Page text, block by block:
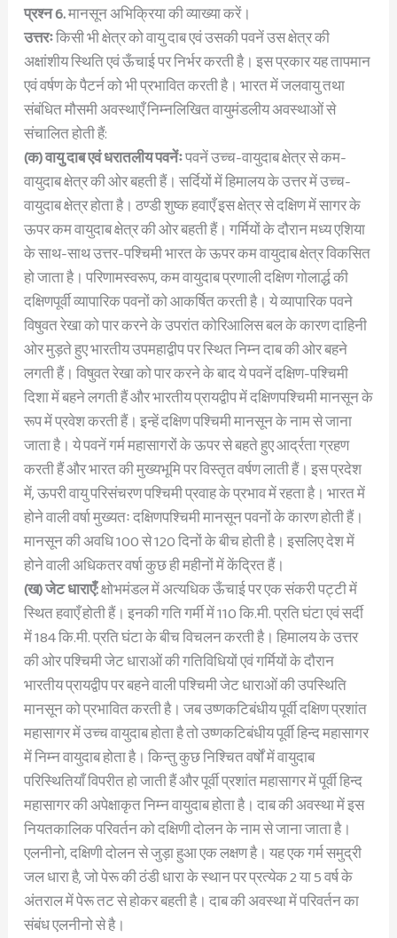
प्रश्न 6.मानसून अभिक्रिया की व्याख्या करें।
उत्तरःकिसी भी क्षेत्र को वायु दाब एवं उसकी पवनें उस क्षेत्र की
अक्षांशीय स्थिति एवं ऊँचाई पर निर्भर करती है। इस प्रकार यह तापमान
एवं वर्षण के पैटर्न को भी प्रभावित करती है। भारत में जलवायु तथा
संबंधित मौसमी अवस्थाएँ निम्नलिखित वायुमंडलीय अवस्थाओं से
संचालित होती हैं:
(क) वायु दाब एवं धरातलीय पवनेंःपवनें उच्च-वायुदाब क्षेत्र से कम-
वायुदाब क्षेत्र की ओर बहती हैं। सर्दियों में हिमालय के उत्तर में उच्च-
वायुदाब क्षेत्र होता है। ठण्डी शुष्क हवाएँ इस क्षेत्र से दक्षिण में सागर के
ऊपर कम वायुदाब क्षेत्र की ओर बहती हैं। गर्मियों के दौरान मध्य एशिया
के साथ-साथ उत्तर-पश्चिमी भारत के ऊपर कम वायुदाब क्षेत्र विकसित
हो जाता है। परिणामस्वरूप, कम वायुदाब प्रणाली दक्षिण गोलार्द्ध की
दक्षिणपूर्वी व्यापारिक पवनों को आकर्षित करती है। ये व्यापारिक पवने
विषुवत रेखा को पार करने के उपरांत कोरिआलिस बल के कारण दाहिनी
ओर मुड़ते हुए भारतीय उपमहाद्वीप पर स्थित निम्न दाब की ओर बहने
लगती हैं। विषुवत रेखा को पार करने के बाद ये पवनें दक्षिण-पश्चिमी
दिशा में बहने लगती हैं और भारतीय प्रायद्वीप में दक्षिणपश्चिमी मानसून के
रूप में प्रवेश करती हैं। इन्हें दक्षिण पश्चिमी मानसून के नाम से जाना
जाता है। ये पवनें गर्म महासागरों के ऊपर से बहते हुए आर्द्रता ग्रहण
करती हैं और भारत की मुख्यभूमि पर विस्तृत वर्षण लाती हैं। इस प्रदेश
में, ऊपरी वायु परिसंचरण पश्चिमी प्रवाह के प्रभाव में रहता है। भारत में
होने वाली वर्षा मुख्यतः दक्षिणपश्चिमी मानसून पवनों के कारण होती हैं।
मानसून की अवधि 100 से 120 दिनों के बीच होती है। इसलिए देश में
होने वाली अधिकतर वर्षा कुछ ही महीनों में केंद्रित हैं।
(ख) जेट धाराएँ:क्षोभमंडल में अत्यधिक ऊँचाई पर एक संकरी पट्टी में
स्थित हवाएँ होती हैं। इनकी गति गर्मी में 110 कि.मी. प्रति घंटा एवं सर्दी
में 184 कि.मी. प्रति घंटा के बीच विचलन करती है। हिमालय के उत्तर
की ओर पश्चिमी जेट धाराओं की गतिविधियों एवं गर्मियों के दौरान
भारतीय प्रायद्वीप पर बहने वाली पश्चिमी जेट धाराओं की उपस्थिति
मानसून को प्रभावित करती है। जब उष्णकटिबंधीय पूर्वी दक्षिण प्रशांत
महासागर में उच्च वायुदाब होता है तो उष्णकटिबंधीय पूर्वी हिन्द महासागर
में निम्न वायुदाब होता है। किन्तु कुछ निश्चित वर्षों में वायुदाब
परिस्थितियाँ विपरीत हो जाती हैं और पूर्वी प्रशांत महासागर में पूर्वी हिन्द
महासागर की अपेक्षाकृत निम्न वायुदाब होता है। दाब की अवस्था में इस
नियतकालिक परिवर्तन को दक्षिणी दोलन के नाम से जाना जाता है।
एलनीनो, दक्षिणी दोलन से जुड़ा हुआ एक लक्षण है। यह एक गर्म समुद्री
जल धारा है, जो पेरू की ठंडी धारा के स्थान पर प्रत्येक 2 या 5 वर्ष के
अंतराल में पेरू तट से होकर बहती है। दाब की अवस्था में परिवर्तन का
संबंध एलनीनो से है।